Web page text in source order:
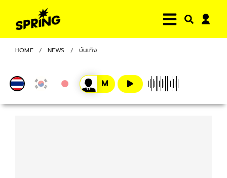
HOME NEWS บันเทิง